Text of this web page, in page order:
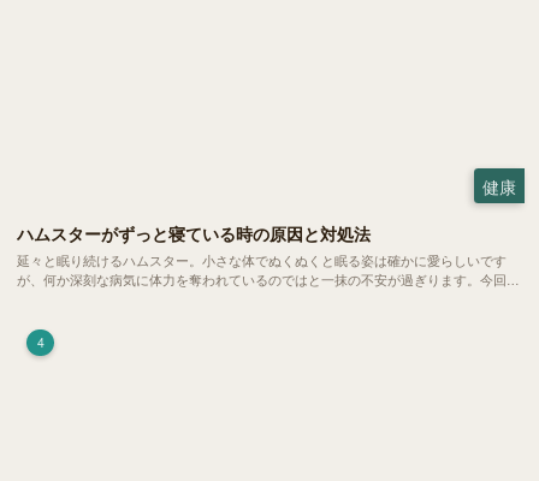
健康
ハムスターがずっと寝ている時の原因と対処法
延々と眠り続けるハムスター。小さな体でぬくぬくと眠る姿は確かに愛らしいです
が、何か深刻な病気に体力を奪われているのではと一抹の不安が過ぎります。今回
4